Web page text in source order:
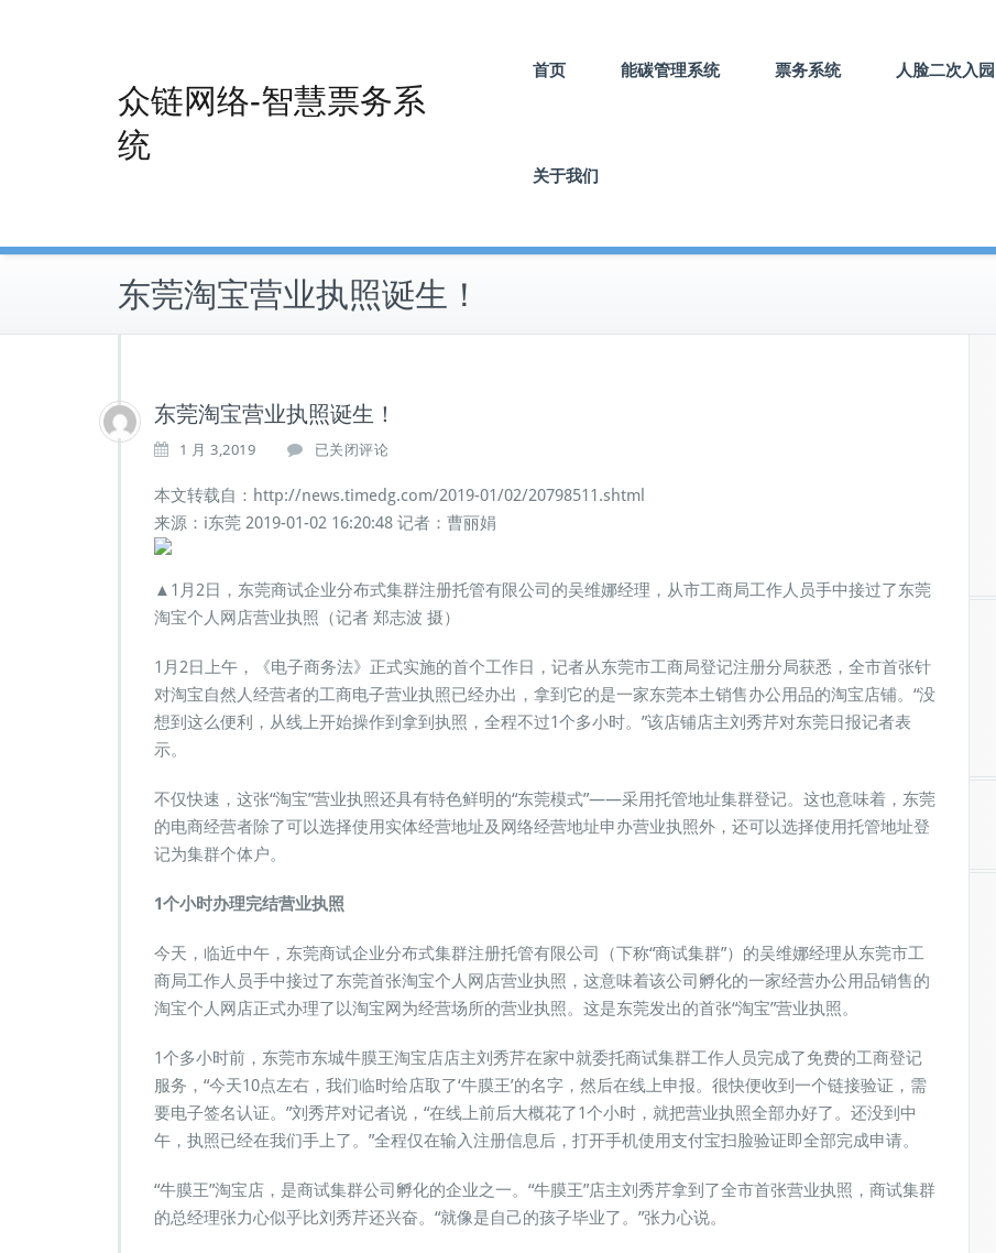
众链网络-智慧票务系
统
首页 能碳管理系统 票务系统 人脸二次入园
关于我们
东莞淘宝营业执照诞生！
东莞淘宝营业执照诞生！
1 月 3,2019
东
淘
宝
执
照
诞
已关闭评论
本文转载自：http://news.timedg.com/2019-01/02/20798511.shtml
来源：i东莞 2019-01-02 16:20:48 记者：曹丽娟
▲1月2日，东莞商试企业分布式集群注册托管有限公司的吴维娜经理，从市工商局工作人员手中接过了东莞
淘宝个人网店营业执照（记者 郑志波 摄）
1月2日上午，《电子商务法》正式实施的首个工作日，记者从东莞市工商局登记注册分局获悉，全市首张针
对淘宝自然人经营者的工商电子营业执照已经办出，拿到它的是一家东莞本土销售办公用品的淘宝店铺。“没
想到这么便利，从线上开始操作到拿到执照，全程不过1个多小时。”该店铺店主刘秀芹对东莞日报记者表
示。
不仅快速，这张“淘宝”营业执照还具有特色鲜明的“东莞模式”——采用托管地址集群登记。这也意味着，东莞
的电商经营者除了可以选择使用实体经营地址及网络经营地址申办营业执照外，还可以选择使用托管地址登
记为集群个体户。
1个小时办理完结营业执照
今天，临近中午，东莞商试企业分布式集群注册托管有限公司（下称“商试集群”）的吴维娜经理从东莞市工
商局工作人员手中接过了东莞首张淘宝个人网店营业执照，这意味着该公司孵化的一家经营办公用品销售的
淘宝个人网店正式办理了以淘宝网为经营场所的营业执照。这是东莞发出的首张“淘宝”营业执照。
1个多小时前，东莞市东城牛膜王淘宝店店主刘秀芹在家中就委托商试集群工作人员完成了免费的工商登记
服务，“今天10点左右，我们临时给店取了‘牛膜王’的名字，然后在线上申报。很快便收到一个链接验证，需
要电子签名认证。”刘秀芹对记者说，“在线上前后大概花了1个小时，就把营业执照全部办好了。还没到中
午，执照已经在我们手上了。”全程仅在输入注册信息后，打开手机使用支付宝扫脸验证即全部完成申请。
“牛膜王”淘宝店，是商试集群公司孵化的企业之一。“牛膜王”店主刘秀芹拿到了全市首张营业执照，商试集群
的总经理张力心似乎比刘秀芹还兴奋。“就像是自己的孩子毕业了。”张力心说。